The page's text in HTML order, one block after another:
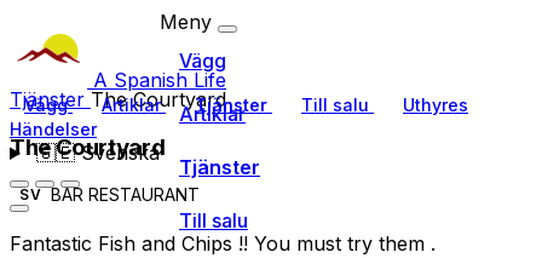
A Spanish Life
Vägg Artiklar Tjänster Till salu
Uthyres
Händelser
🇸🇪Svenska
Meny
Vägg
Artiklar
Tjänster
Till salu
Tjänster The Courtyard
The Courtyard
SV BAR RESTAURANT
Fantastic Fish and Chips !! You must try them .